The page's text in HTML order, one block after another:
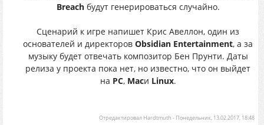
Breachбудут генерироваться случайно.
Сценарий к игре напишет Крис Авеллон, один из
основателей и директоров Obsidian Entertainment, а за
музыку будет отвечать композитор Бен Прунти. Даты
релиза у проекта пока нет, но известно, что он выйдет
на PC, Macи Linux.
Отредактировал Hardtmuth - Понедельник, 13.02.2017, 18:48